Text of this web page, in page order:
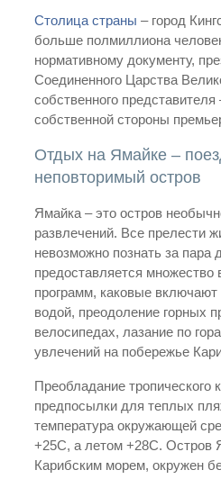
Столица страны – город
больше полмиллиона
нормативному документу,
Соединенного Царства
собственного представителя
собственной стороны
Отдых на Ямайке –
неповторимый остров
Ямайка – это остров
развлечений. Все прелести
невозможно познать за пара
предоставляется множество
программ, каковые
водой, преодоление горных
велосипедах, лазание по
увлечений на побережье
Преобладание тропического
предпосылки для теплых
температура окружающей
+25С, а летом +28С. Остров
Карибским морем, окружен